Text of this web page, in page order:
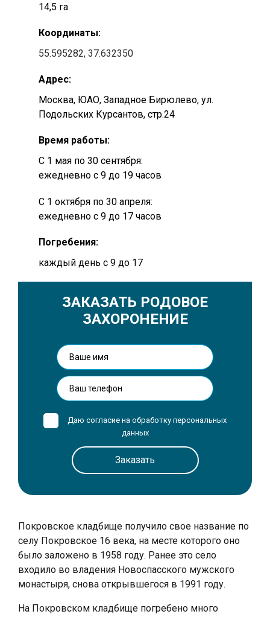
14,5 га
Координаты:
55.595282, 37.632350
Адрес:
Москва, ЮАО, Западное Бирюлево, ул.
Подольских Курсантов, стр.24
Время работы:
C 1 мая по 30 сентября:
ежедневно с 9 до 19 часов
C 1 октября по 30 апреля:
ежедневно с 9 до 17 часов
Погребения:
каждый день с 9 до 17
ЗАКАЗАТЬ РОДОВОЕ
ЗАХОРОНЕНИЕ
Даю согласие на обработку персональных
данных
Покровское кладбище получило свое название по
селу Покровское 16 века, на месте которого оно
было заложено в 1958 году. Ранее это село
входило во владения Новоспасского мужского
монастыря, снова открывшегося в 1991 году.
На Покровском кладбище погребено много